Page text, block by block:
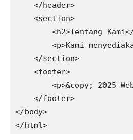
    </header>
    <section>
<h2>Tentang
<p>Kami
    </section>
    <footer>
<p>&copy; 2025
    </footer>
</body>